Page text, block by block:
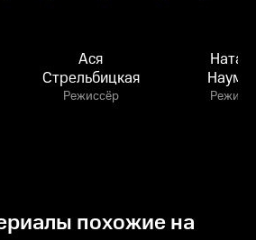
Ася
Стрельбицкая
Режиссёр
похожие на